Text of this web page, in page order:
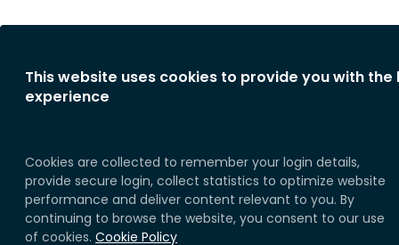
This website uses cookies to provide you with the
experience
Cookies are collected to remember your login details,
provide secure login, collect statistics to optimize website
performance and deliver content relevant to you. By
continuing to browse the website, you consent to our use
of cookies. Cookie Policy